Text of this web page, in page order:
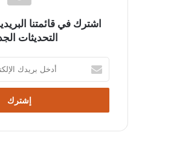
اشترك في قائمتنا
التحديثات
خ
ب